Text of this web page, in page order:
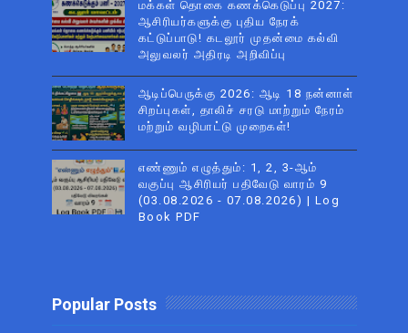
மக்கள் தொகை கணக்கெடுப்பு 2027:
ஆசிரியர்களுக்கு புதிய நேரக்
கட்டுப்பாடு! கடலூர் முதன்மை கல்வி
அலுவலர் அதிரடி அறிவிப்பு
ஆடிப்பெருக்கு 2026: ஆடி 18 நன்னாள்
சிறப்புகள், தாலிச் சரடு மாற்றும் நேரம்
மற்றும் வழிபாட்டு முறைகள்!
எண்ணும் எழுத்தும்: 1, 2, 3-ஆம்
வகுப்பு ஆசிரியர் பதிவேடு வாரம் 9
(03.08.2026 - 07.08.2026) | Log
Book PDF
Popular Posts